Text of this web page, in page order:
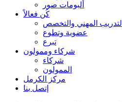
ألبومات صور
كُن فعالاً
التدريب المهني والتخصص
عضوية وتطوع
تبرع
شركاء وممولون
شركاء
الممولون
مركز الكرمل
إتصل بنا